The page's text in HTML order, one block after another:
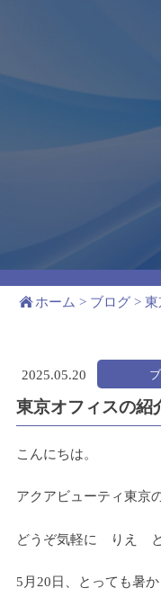
ホーム > ブログ >東
2025.05.20
東京オフィスの紹
こんにちは。
アクアビューティ東京
どうぞ気軽に りえ と
5月20日、とっても暑か